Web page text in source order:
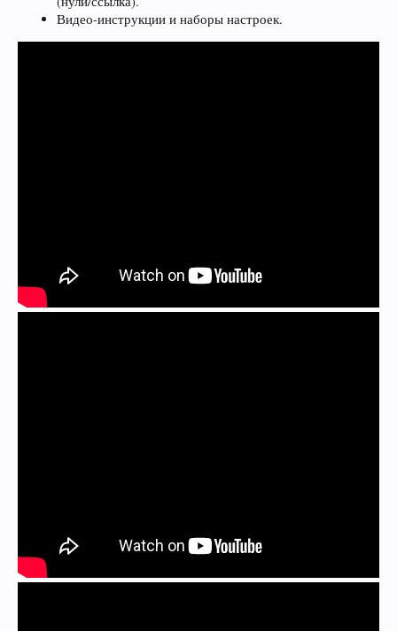
Видео-инструкции и наборы настроек.